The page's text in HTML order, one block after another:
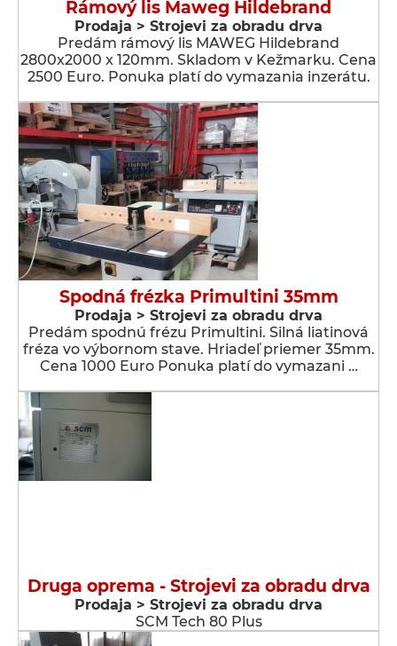
Rámový lis Maweg Hildebrand
Prodaja > Strojevi za obradu drva
Predám rámový lis MAWEG Hildebrand
2800x2000 x 120mm. Skladom v Kežmarku. Cena
2500 Euro. Ponuka platí do vymazania inzerátu.
Spodná frézka Primultini 35mm
Prodaja > Strojevi za obradu drva
Predám spodnú frézu Primultini. Silná liatinová
fréza vo výbornom stave. Hriadeľ priemer 35mm.
Cena 1000 Euro Ponuka platí do vymazani …
Druga oprema - Strojevi za obradu drva
Prodaja > Strojevi za obradu drva
SCM Tech 80 Plus